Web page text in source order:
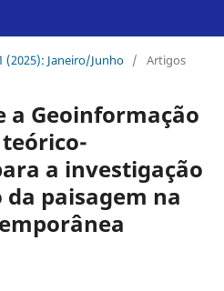
(2025): Janeiro/Junho / Artigos
a Geoinformação
a investigação
paisagem na